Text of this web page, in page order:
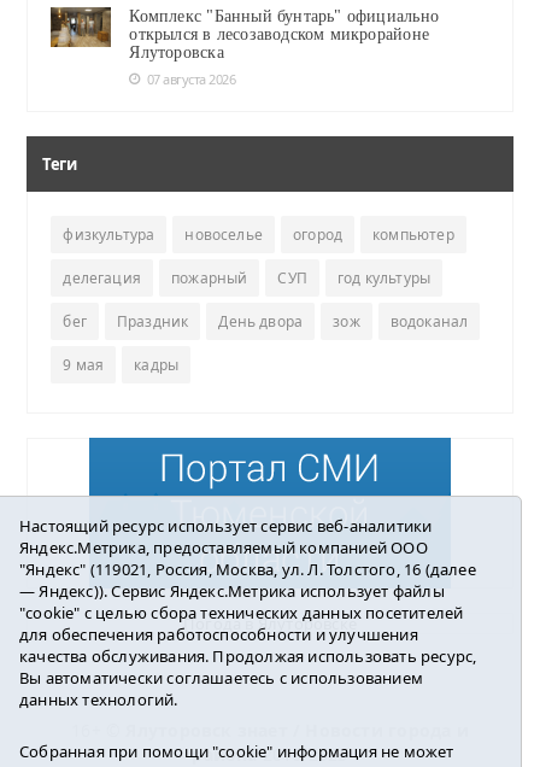
Комплекс "Банный бунтарь" официально
открылся в лесозаводском микрорайоне
Ялуторовска
07 августа 2026
Теги
физкультура новоселье огород компьютер
делегация пожарный СУП год культуры
бег Праздник День двора зож водоканал
9 мая кадры
Погода в Ялуторовске
района2016-2023
Настоящий ресурс использует сервис веб-аналитики
Яндекс.Метрика, предоставляемый компанией ООО
"Яндекс" (119021, Россия, Москва, ул. Л. Толстого, 16 (далее
— Яндекс)). Сервис Яндекс.Метрика использует файлы
"cookie" с целью сбора технических данных посетителей
для обеспечения работоспособности и улучшения
качества обслуживания. Продолжая использовать ресурс,
Вы автоматически соглашаетесь с использованием
данных технологий.
Собранная при помощи "cookie" информация не может